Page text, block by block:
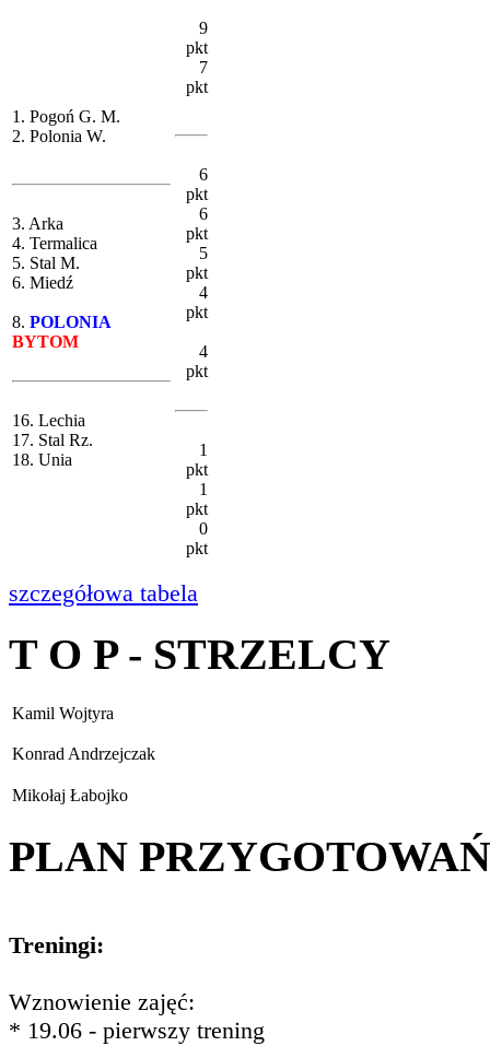
1. Pogoń G. M.
2. Polonia W.
3. Arka
4. Termalica
5. Stal M.
6. Miedź
8. POLONIA
BYTOM
16. Lechia
17. Stal Rz.
18. Unia
9
pkt
7
pkt
6
pkt
6
pkt
5
pkt
4
pkt
4
pkt
1
pkt
1
pkt
0
pkt
szczegółowa tabela
T O P - STRZELCY
Kamil Wojtyra
Konrad Andrzejczak
Mikołaj Łabojko
PLAN PRZYGOTOWAŃ
Treningi:
Wznowienie zajęć:
* 19.06 - pierwszy trening